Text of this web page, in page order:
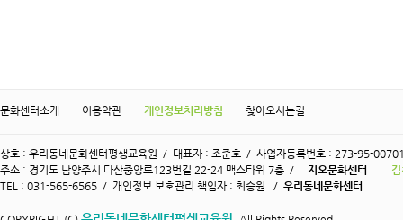
문화센터소개 이용약관 개인정보처리방침 찾아오시는길
상호 : 우리동네문화센터평생교육원 / 대표자 : 조준호 / 사업자등록번호 : 273-95-
주소 : 경기도 남양주시 다산중앙로123번길 22-24 맥스타워 7층 /
지오문화센터
TEL : 031-565-6565 / 개인정보 보호관리 책임자 : 최승원 / 우리동네문화센터